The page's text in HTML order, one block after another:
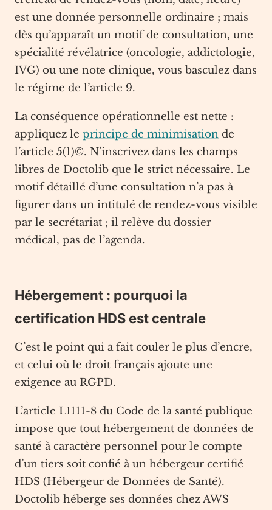
est une donnée personnelle ordinaire ; mais
dès qu’apparaît un motif de consultation, une
spécialité révélatrice (oncologie, addictologie,
IVG) ou une note clinique, vous basculez dans
le régime de l’article 9.
La conséquence opérationnelle est nette :
appliquez le principe de minimisation de
l’article 5(1)©. N’inscrivez dans les champs
libres de Doctolib que le strict nécessaire. Le
motif détaillé d’une consultation n’a pas à
figurer dans un intitulé de rendez-vous visible
par le secrétariat ; il relève du dossier
médical, pas de l’agenda.
Hébergement : pourquoi la
certification HDS est centrale
C’est le point qui a fait couler le plus d’encre,
et celui où le droit français ajoute une
exigence au RGPD.
L’article L1111-8 du Code de la santé publique
impose que tout hébergement de données de
santé à caractère personnel pour le compte
d’un tiers soit confié à un hébergeur certifié
HDS (Hébergeur de Données de Santé).
Doctolib héberge ses données chez AWS